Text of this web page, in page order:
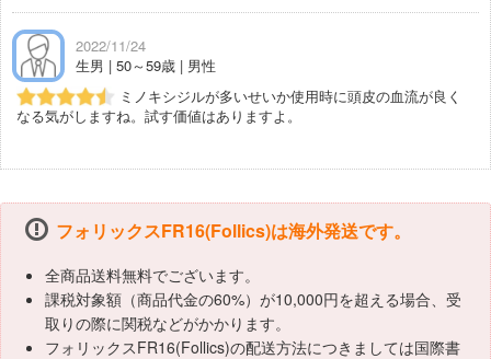
2022/11/24
生男 | 50～59歳 | 男性
ミノキシジルが多いせいか使用時に頭皮の血流が良く
なる気がしますね。試す価値はありますよ。
フォリックスFR16(Follics)は海外発送です。
全商品送料無料でございます。
課税対象額（商品代金の60%）が10,000円を超える場合、受
取りの際に関税などがかかります。
フォリックスFR16(Follics)の配送方法につきましては国際書